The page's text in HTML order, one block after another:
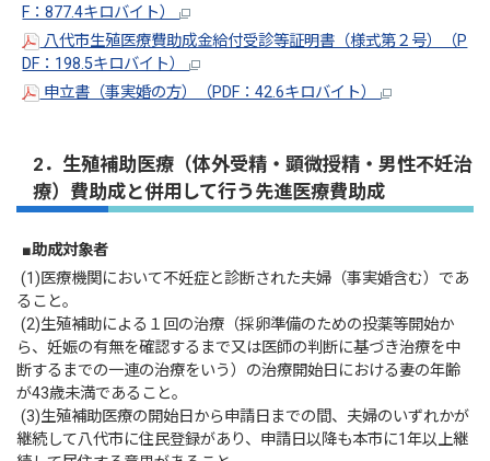
F：877.4キロバイト）
八代市生殖医療費助成金給付受診等証明書（様式第２号）（P
DF：198.5キロバイト）
申立書（事実婚の方）（PDF：42.6キロバイト）
2．生殖補助医療（体外受精・顕微授精・男性不妊治
療）費助成と併用して行う先進医療費助成
■助成対象者
(1)医療機関において不妊症と診断された夫婦（事実婚含む）であ
ること。
(2)生殖補助による１回の治療（採卵準備のための投薬等開始か
ら、妊娠の有無を確認するまで又は医師の判断に基づき治療を中
断するまでの一連の治療をいう）の治療開始日における妻の年齢
が43歳未満であること。
(3)生殖補助医療の開始日から申請日までの間、夫婦のいずれかが
継続して八代市に住民登録があり、申請日以降も本市に1年以上継